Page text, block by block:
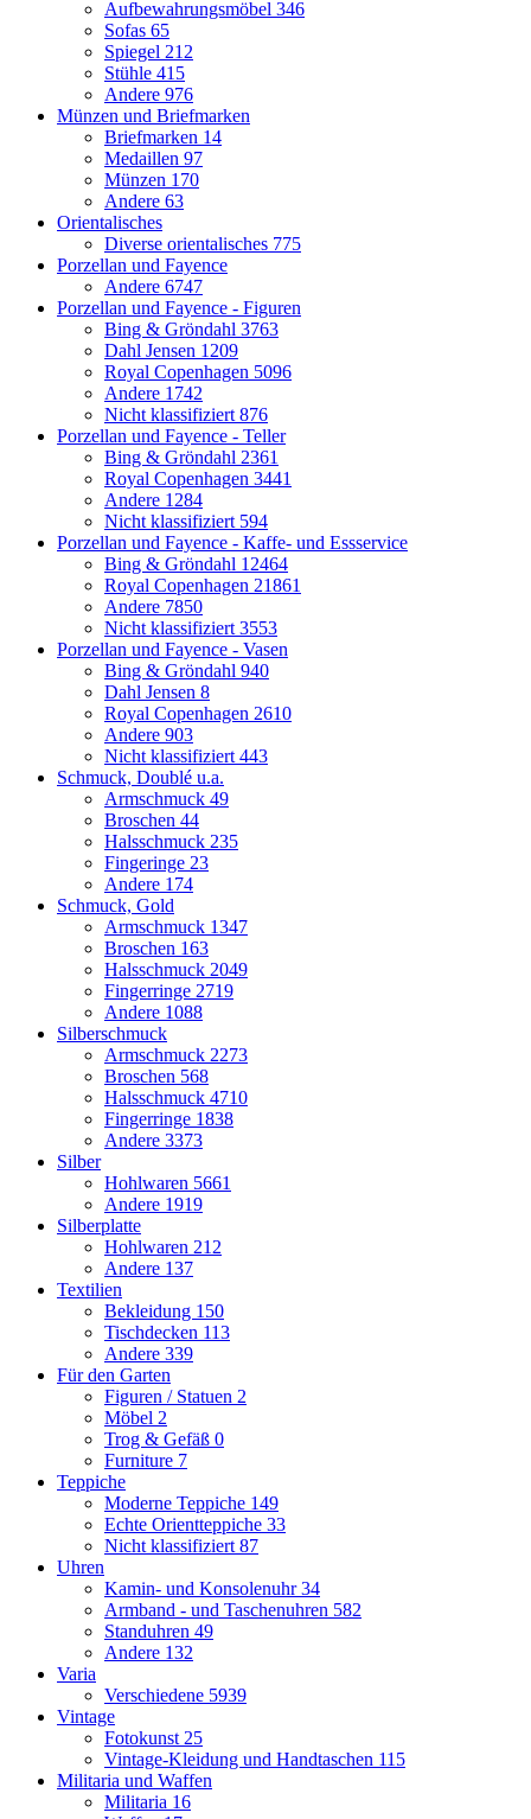
Aufbewahrungsmöbel 346
Sofas 65
Spiegel 212
Stühle 415
Andere 976
Münzen und Briefmarken
Briefmarken 14
Medaillen 97
Münzen 170
Andere 63
Orientalisches
Diverse orientalisches 775
Porzellan und Fayence
Andere 6747
Porzellan und Fayence - Figuren
Bing & Gröndahl 3763
Dahl Jensen 1209
Royal Copenhagen 5096
Andere 1742
Nicht klassifiziert 876
Porzellan und Fayence - Teller
Bing & Gröndahl 2361
Royal Copenhagen 3441
Andere 1284
Nicht klassifiziert 594
Porzellan und Fayence - Kaffe- und Essservice
Bing & Gröndahl 12464
Royal Copenhagen 21861
Andere 7850
Nicht klassifiziert 3553
Porzellan und Fayence - Vasen
Bing & Gröndahl 940
Dahl Jensen 8
Royal Copenhagen 2610
Andere 903
Nicht klassifiziert 443
Schmuck, Doublé u.a.
Armschmuck 49
Broschen 44
Halsschmuck 235
Fingeringe 23
Andere 174
Schmuck, Gold
Armschmuck 1347
Broschen 163
Halsschmuck 2049
Fingerringe 2719
Andere 1088
Silberschmuck
Armschmuck 2273
Broschen 568
Halsschmuck 4710
Fingerringe 1838
Andere 3373
Silber
Hohlwaren 5661
Andere 1919
Silberplatte
Hohlwaren 212
Andere 137
Textilien
Bekleidung 150
Tischdecken 113
Andere 339
Für den Garten
Figuren / Statuen 2
Möbel 2
Trog & Gefäß 0
Furniture 7
Teppiche
Moderne Teppiche 149
Echte Orientteppiche 33
Nicht klassifiziert 87
Uhren
Kamin- und Konsolenuhr34
Armband - und Taschenuhren 582
Standuhren 49
Andere 132
Varia
Verschiedene 5939
Vintage
Fotokunst 25
Vintage-Kleidung und Handtaschen 115
Militaria und Waffen
Militaria 16